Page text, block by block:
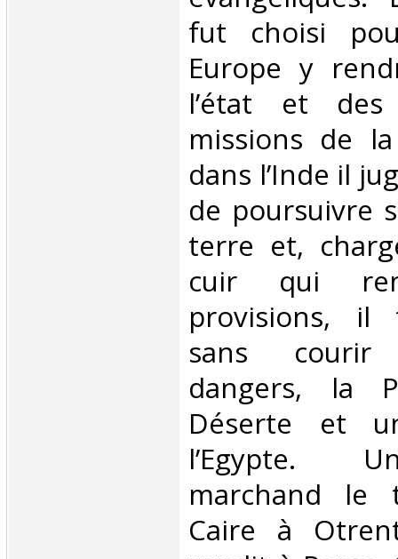
fut choisi
Europe y
l’état et
missions de
dans l’Inde il
de poursuivre
terre et,
cuir qui
provisions, il
sans
dangers, la
Déserte et
l’Egypte.
marchand le
Caire à